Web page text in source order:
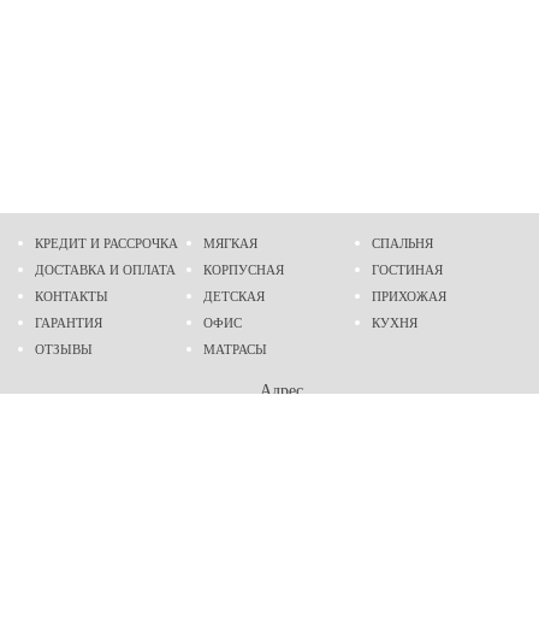
КРЕДИТ И РАССРОЧКА
ДОСТАВКА И ОПЛАТА
КОНТАКТЫ
ГАРАНТИЯ
ОТЗЫВЫ
МЯГКАЯ
КОРПУСНАЯ
ДЕТСКАЯ
ОФИС
МАТРАСЫ
СПАЛЬНЯ
ГОСТИНАЯ
ПРИХОЖАЯ
КУХНЯ
Адрес